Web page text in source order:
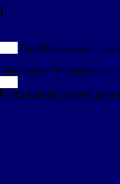
E-mail Verrà inviato un
nome utente? Effettua il reset
controllare la casella di posta